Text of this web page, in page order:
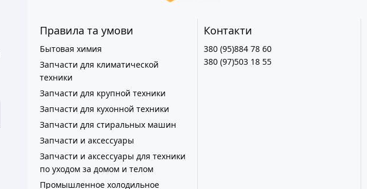
Правила та умови
Бытовая химия
Запчасти для климатической
техники
Запчасти для крупной техники
Запчасти для кухонной техники
Запчасти для стиральных машин
Запчасти и аксессуары
Запчасти и аксессуары для техники
по уходом за домом и телом
Промышленное холодильное
Контакти
380 (95)884 78 60
380 (97)503 18 55